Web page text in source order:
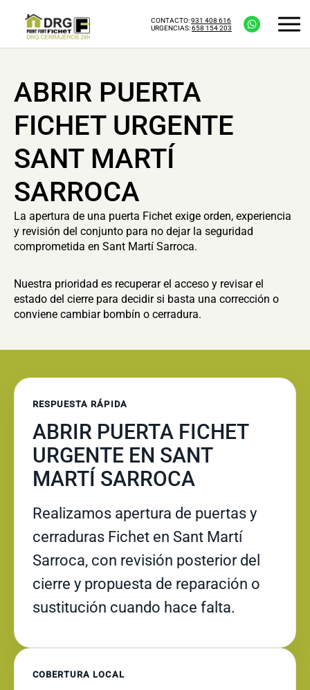
CONTACTO:931 408 616
URGENCIAS:658 154 203
ABRIR PUERTA
FICHET URGENTE
SANT MARTÍ
SARROCA
La apertura de una puerta Fichet exige orden, experiencia
y revisión del conjunto para no dejar la seguridad
comprometida en Sant Martí Sarroca.
Nuestra prioridad es recuperar el acceso y revisar el
estado del cierre para decidir si basta una corrección o
conviene cambiar bombín o cerradura.
RESPUESTA RÁPIDA
ABRIR PUERTA FICHET
URGENTE EN SANT
MARTÍ SARROCA
Realizamos apertura de puertas y
cerraduras Fichet en Sant Martí
Sarroca, con revisión posterior del
cierre y propuesta de reparación o
sustitución cuando hace falta.
COBERTURA LOCAL